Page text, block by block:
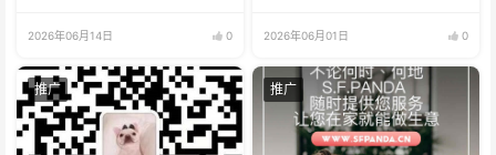
2026年06月14日 0 2026年06月01日 0
推广 推广